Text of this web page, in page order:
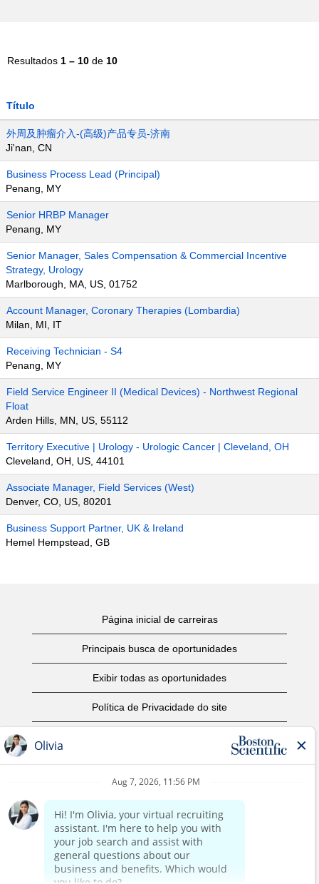
Resultados 1 – 10 de 10
Título
外周及肿瘤介入-(高级)产品专员-济南
Ji'nan, CN
Business Process Lead (Principal)
Penang, MY
Senior HRBP Manager
Penang, MY
Senior Manager, Sales Compensation & Commercial Incentive
Strategy, Urology
Marlborough, MA, US, 01752
Account Manager, Coronary Therapies (Lombardia)
Milan, MI, IT
Receiving Technician - S4
Penang, MY
Field Service Engineer II (Medical Devices) - Northwest Regional
Float
Arden Hills, MN, US, 55112
Territory Executive | Urology - Urologic Cancer | Cleveland, OH
Cleveland, OH, US, 44101
Associate Manager, Field Services (West)
Denver, CO, US, 80201
Business Support Partner, UK & Ireland
Hemel Hempstead, GB
Página inicial de carreiras
Principais busca de oportunidades
Exibir todas as oportunidades
Política de Privacidade do site
Aviso de Direitos Autorais
Página corporativa